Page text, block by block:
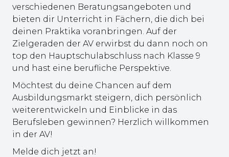
verschiedenen Beratungsangeboten und
bieten dir Unterricht in Fächern, die dich bei
deinen Praktika voranbringen. Auf der
Zielgeraden der AV erwirbst du dann noch on
top den Hauptschulabschluss nach Klasse 9
und hast eine berufliche Perspektive.
Möchtest du deine Chancen auf dem
Ausbildungsmarkt steigern, dich persönlich
weiterentwickeln und Einblicke in das
Berufsleben gewinnen? Herzlich willkommen
in der AV!
Melde dich jetzt an!